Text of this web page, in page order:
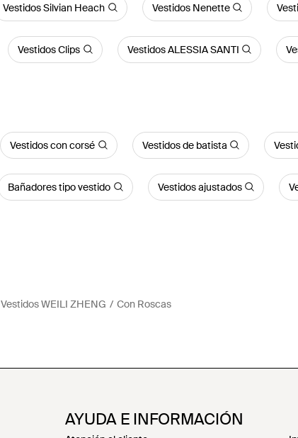
Vestidos Silvian Heach Vestidos Nenette
Vestidos Clips Vestidos ALESSIA SANTI
Vestidos con corsé Vestidos de batista
Bañadores tipo vestido Vestidos ajustados
Vestidos WEILI ZHENG Con Roscas
AYUDA E INFORMACIÓN